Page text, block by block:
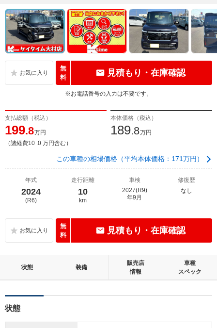
無
料
見積もり・在庫確認
※お電話番号の入力は不要です。
支払総額（税込）
199.8万円
（諸経費10 .0 万円含む）
本体価格（税込）
189.8万円
この車種の相場価格（平均本体価格：171万円）
年式
2024
(R6)
走行距離
10
km
車検
2027(R9)
年9月
修復歴
なし
無
料
見積もり・在庫確認
状態 装備
販売店
情報
車種
スペック
状態